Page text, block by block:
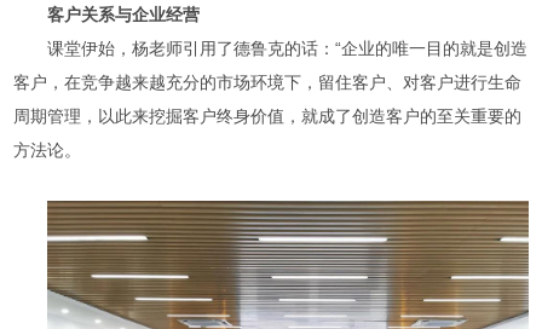
客户关系与企业经营
课堂伊始，杨老师引用了德鲁克的话：“企业的唯一目的就是创造
客户，在竞争越来越充分的市场环境下，留住客户、对客户进行生命
周期管理，以此来挖掘客户终身价值，就成了创造客户的至关重要的
方法论。